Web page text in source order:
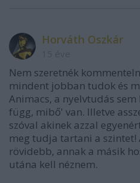
Horváth Oszkár
Nem szeretnék
mindent jobban tudok és
Animacs, a nyelvtudás
függ, mibő' van. Illetve
szóval akinek azzal
meg tudja tartani a szintet!
rövidebb, annak a másik
utána kell néznem.